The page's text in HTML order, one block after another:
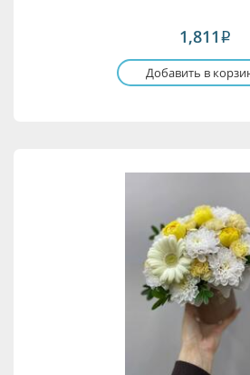
1,811 i
Добавить в